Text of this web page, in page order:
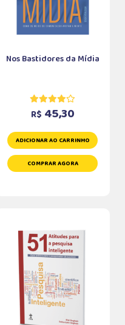
Nos Bastidores da Mídia
R$ 45,30
ADICIONAR AO CARRINHO
COMPRAR AGORA